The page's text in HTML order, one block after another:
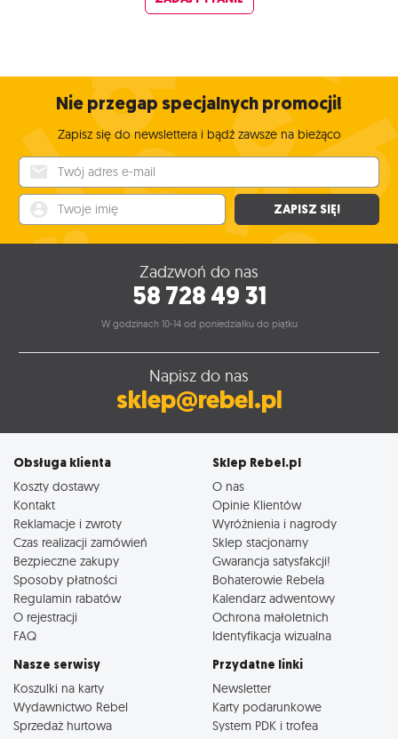
Nie przegap specjalnych promocji!
Zapisz się do newslettera i bądź zawsze na bieżąco
ZAPISZ SIĘ!
Zadzwoń do nas
58 728 49 31
W godzinach 10-14 od poniedziałku do piątku
Napisz do nas
sklep@rebel.pl
Obsługa klienta
Koszty dostawy
Kontakt
Reklamacje i zwroty
Czas realizacji zamówień
Bezpieczne zakupy
Sposoby płatności
Regulamin rabatów
O rejestracji
FAQ
Sklep Rebel.pl
O nas
Opinie Klientów
Wyróżnienia i nagrody
Sklep stacjonarny
Gwarancja satysfakcji!
Bohaterowie Rebela
Kalendarz adwentowy
Ochrona małoletnich
Identyfikacja wizualna
Nasze serwisy
Koszulki na karty
Wydawnictwo Rebel
Sprzedaż hurtowa
Przydatne linki
Newsletter
Karty podarunkowe
System PDK i trofea